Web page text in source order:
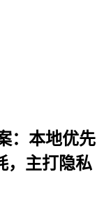
：本地优先
，主打隐私